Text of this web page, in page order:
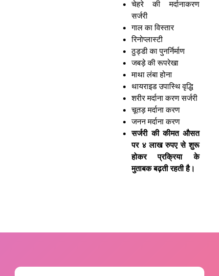
चेहरे की मर्दानाकरण
सर्जरी
गाल का विस्तार
रिनोप्लास्टी
ठुड्डी का पुनर्निर्माण
जबड़े की रूपरेखा
माथा लंबा होना
थायराइड उपास्थि वृद्धि
शरीर मर्दाना करण सर्जरी
चूतड़ मर्दाना करण
जनन मर्दाना करण
सर्जरी की कीमत औसत
पर ४ लाख रुपए से शुरू
होकर प्रक्रिया के
मुताबक बढ़ती रहती है।